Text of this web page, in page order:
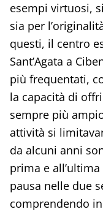
esempi virtuosi,
sia per
questi, il centro
Sant’Agata a
più frequentati,
la capacità di
sempre più
attività si
da alcuni anni
prima e
pausa nelle due
comprendendo